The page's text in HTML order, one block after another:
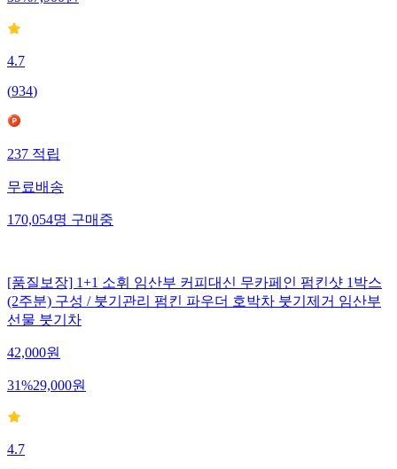
4.7
(934)
237적립
무료배송
170,054명구매중
[품질보장] 1+1 소휘 임산부 커피대신 무카페인 펌킨샷 1박스
(2주분) 구성 / 붓기관리 펌킨 파우더 호박차 붓기제거 임산부
선물 붓기차
42,000원
31%29,000원
4.7